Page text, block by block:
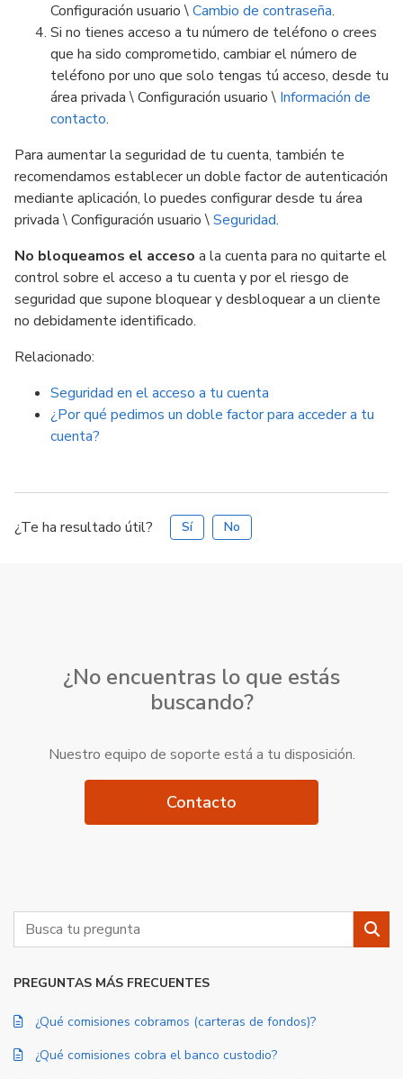
Configuración usuario \Cambio de contraseña.
Si no tienes acceso a tu número de teléfono o crees
que ha sido comprometido, cambiar el número de
teléfono por uno que solo tengas tú acceso, desde tu
área privada \ Configuración usuario \ Información de
contacto.
Para aumentar la seguridad de tu cuenta, también te
recomendamos establecer un doble factor de autenticación
mediante aplicación, lo puedes configurar desde tu área
privada \ Configuración usuario \Seguridad.
No bloqueamos el acceso a la cuenta para no quitarte el
control sobre el acceso a tu cuenta y por el riesgo de
seguridad que supone bloquear y desbloquear a un cliente
no debidamente identificado.
Relacionado:
Seguridad en el acceso a tu cuenta
¿Por qué pedimos un doble factor para acceder a tu
cuenta?
¿Te ha resultado útil? Sí No
¿No encuentras lo que estás
buscando?
Nuestro equipo de soporte está a tu disposición.
Contacto
Buscar
PREGUNTAS MÁS FRECUENTES
¿Qué comisiones cobramos (carteras de fondos)?
¿Qué comisiones cobra el banco custodio?